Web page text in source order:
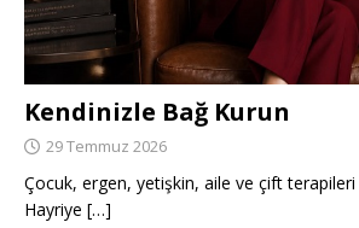
Kendinizle Bağ Kurun
29 Temmuz 2026
Çocuk, ergen, yetişkin, aile ve çift
Hayriye […]